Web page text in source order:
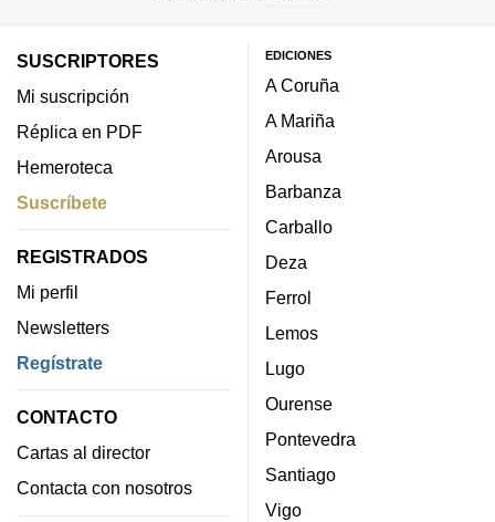
SUSCRIPTORES
Mi suscripción
Réplica en PDF
Hemeroteca
Suscríbete
REGISTRADOS
Mi perfil
Newsletters
Regístrate
CONTACTO
Cartas al director
Contacta con nosotros
EDICIONES
A Coruña
A Mariña
Arousa
Barbanza
Carballo
Deza
Ferrol
Lemos
Lugo
Ourense
Pontevedra
Santiago
Vigo